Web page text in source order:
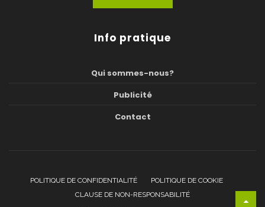
Info pratique
Qui sommes-nous?
Publicité
Contact
POLITIQUE DE CONFIDENTIALITÉ
POLITIQUE DE COOKIE
CLAUSE DE NON-RESPONSABILITÉ